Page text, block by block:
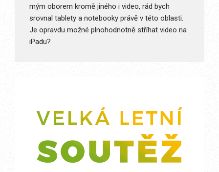
mým oborem kromě jiného i video, rád bych
srovnal tablety a notebooky právě v této oblasti.
Je opravdu možné plnohodnotně stříhat video na
iPadu?